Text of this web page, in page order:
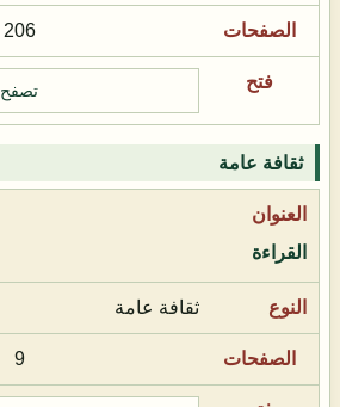
206
تصفح
ثقافة عامة
القراءة
ثقافة عامة
9